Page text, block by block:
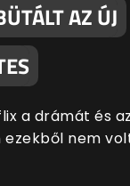
AZ ÚJ
a drámát és
ezekből nem